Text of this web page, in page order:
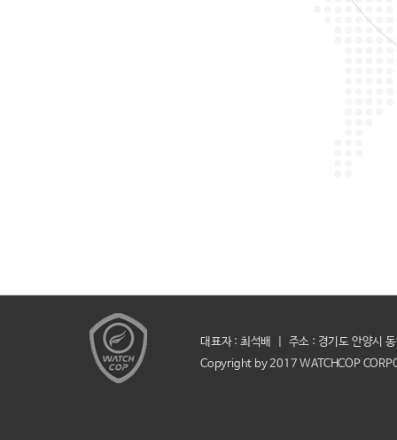
대표자 : 최석배
주소 : 경기도 안양시
Copyright by 2017 WATCHCOP